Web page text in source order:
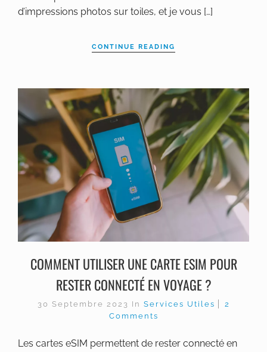
d’impressions photos sur toiles, et je vous […]
CONTINUE READING
COMMENT UTILISER UNE CARTE ESIM POUR
RESTER CONNECTÉ EN VOYAGE ?
30 Septembre 2023 In Services Utiles
2
Comments
Les cartes eSIM permettent de rester connecté en